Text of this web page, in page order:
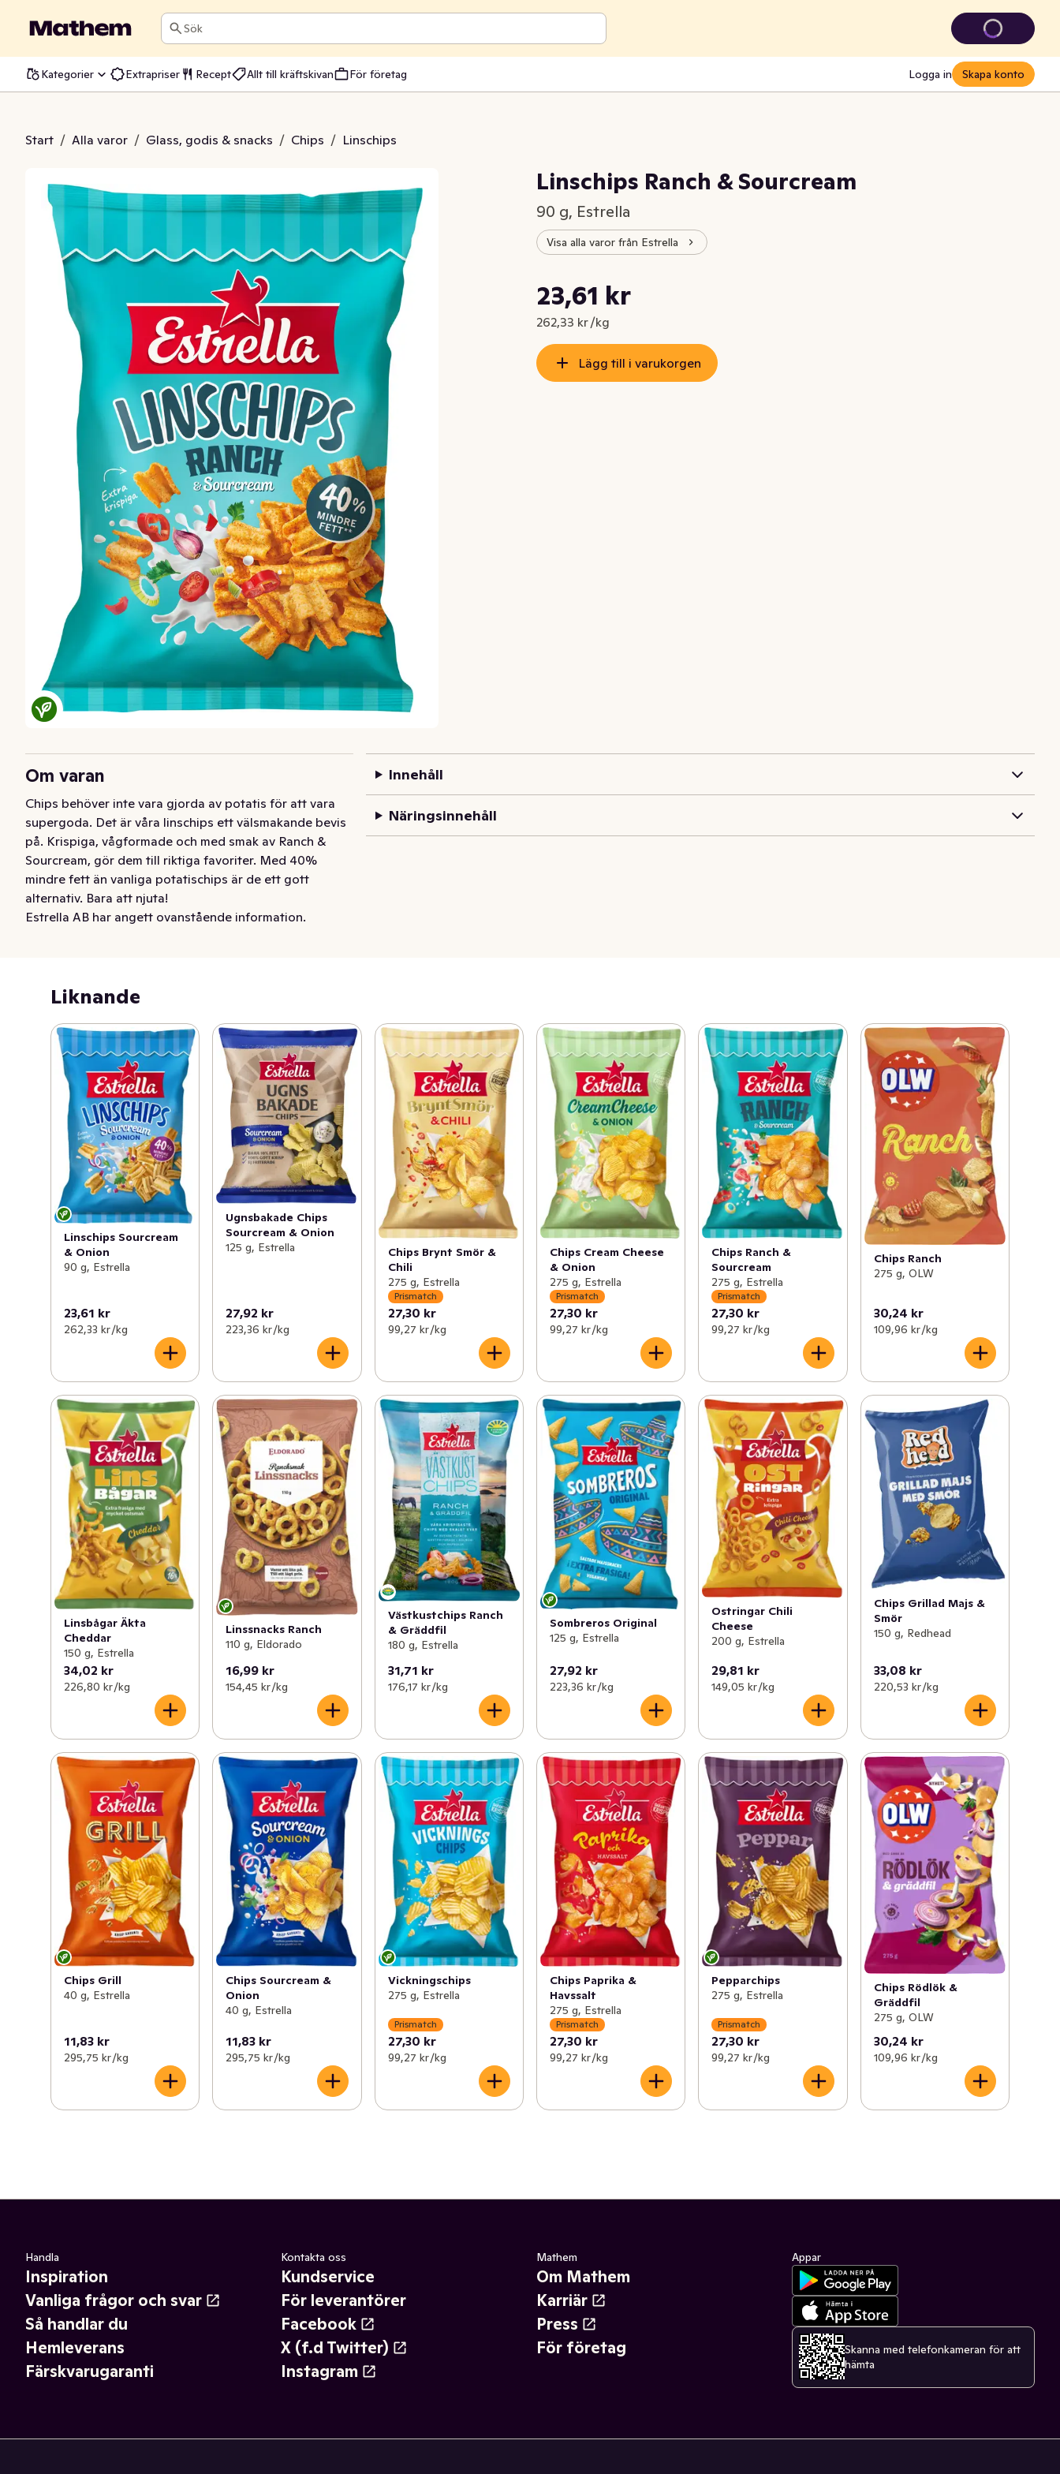
Sök
Kategorier Extrapriser Recept Allt till kräftskivan För företag Logga in Skapa konto
Start / Alla varor / Glass, godis & snacks / Chips / Linschips
& Sourcream
Linschips Ranch & Sourcream
90 g, Estrella
Visa alla varor från Estrella
Nuvarande pris är: 23,61 kr
23,61 kr
262,33 kr /kg
Styckpris: 262,33 kr /kg
Lägg till i varukorgen
Om varan
Chips behöver inte vara gjorda av potatis för att vara
supergoda. Det är våra linschips ett välsmakande bevis
på. Krispiga, vågformade och med smak av Ranch &
Sourcream, gör dem till riktiga favoriter. Med 40%
mindre fett än vanliga potatischips är de ett gott
alternativ. Bara att njuta!
Estrella AB har angett ovanstående information.
Innehåll
Näringsinnehåll
Liknande
Linschips Sourcream
& Onion
90 g, Estrella
23,61 kr
262,33 kr /kg
Ugnsbakade Chips
Sourcream & Onion
125 g, Estrella
27,92 kr
223,36 kr /kg
Chips Brynt Smör &
Chili
275 g, Estrella
Prismatch
27,30 kr
99,27 kr /kg
Chips Cream Cheese
& Onion
275 g, Estrella
Prismatch
27,30 kr
99,27 kr /kg
Chips Ranch &
Sourcream
275 g, Estrella
Prismatch
27,30 kr
99,27 kr /kg
Chips Ranch
275 g, OLW
30,24 kr
109,96 kr /kg
Linsbågar Äkta
Cheddar
150 g, Estrella
34,02 kr
226,80 kr /kg
Linssnacks Ranch
110 g, Eldorado
16,99 kr
154,45 kr /kg
Västkustchips Ranch
& Gräddfil
180 g, Estrella
31,71 kr
176,17 kr /kg
Sombreros Original
125 g, Estrella
27,92 kr
223,36 kr /kg
Ostringar Chili
Cheese
200 g, Estrella
29,81 kr
149,05 kr /kg
Chips Grillad Majs &
Smör
150 g, Redhead
33,08 kr
220,53 kr /kg
Chips Grill
40 g, Estrella
11,83 kr
295,75 kr /kg
Chips Sourcream &
Onion
40 g, Estrella
11,83 kr
295,75 kr /kg
Vickningschips
275 g, Estrella
Prismatch
27,30 kr
99,27 kr /kg
Chips Paprika &
Havssalt
275 g, Estrella
Prismatch
27,30 kr
99,27 kr /kg
Pepparchips
275 g, Estrella
Prismatch
27,30 kr
99,27 kr /kg
Chips Rödlök &
Gräddfil
275 g, OLW
30,24 kr
109,96 kr /kg
Handla
Inspiration
Vanliga frågor och svar
Så handlar du
Hemleverans
Färskvarugaranti
Kontakta oss
Kundservice
För leverantörer
Facebook
X (f.d Twitter)
Instagram
Mathem
Om Mathem
Karriär
Press
För företag
Appar
Skanna med telefonkameran för att
hämta